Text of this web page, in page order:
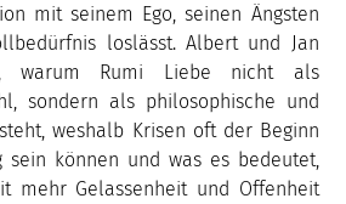
mit seinem Ego, seinen Ängsten
loslässt. Albert und Jan
warum Rumi Liebe nicht als
sondern als philosophische und
weshalb Krisen oft der Beginn
sein können und was es bedeutet,
mehr Gelassenheit und Offenheit